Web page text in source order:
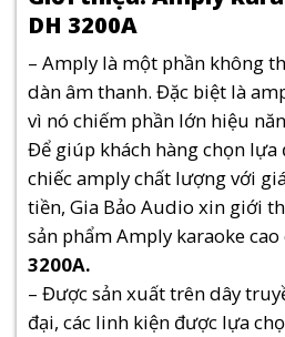
DH 3200A
– Amply là một phần không
dàn âm thanh. Đặc biệt là
vì nó chiếm phần lớn hiệu
Để giúp khách hàng chọn
chiếc amply chất lượng với
tiền, Gia Bảo Audio xin giới
sản phẩm Amply karaoke cao
3200A.
– Được sản xuất trên dây
đại, các linh kiện được lựa